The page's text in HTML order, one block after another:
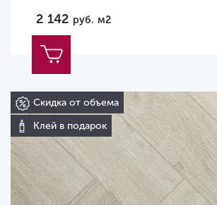
2 142 руб. м2
Скидка от объема
Клей в подарок